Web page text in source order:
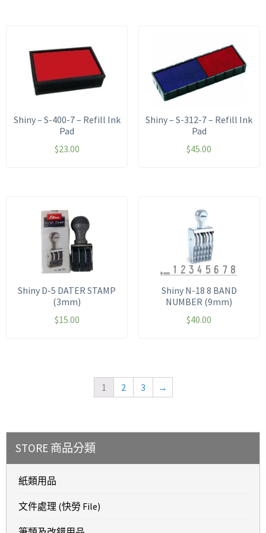
Shiny – S-400-7 – Refill Ink
Pad
$23.00
Shiny – S-312-7 – Refill Ink
Pad
$45.00
Shiny D-5 DATER STAMP
(3mm)
$15.00
Shiny N-18 8 BAND
NUMBER (9mm)
$40.00
1 2 3 →
STORE 商品分類
紙類用品
文件處理 (快勞 File)